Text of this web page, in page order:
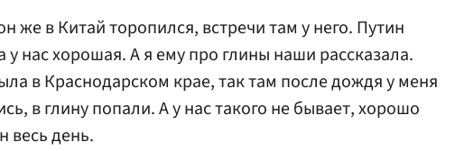
же в Китай торопился, встречи там у него. Путин
у нас хорошая. А я ему про глины наши рассказала.
в Краснодарском крае, так там после дождя у меня
в глину попали. А у нас такого не бывает, хорошо
весь день.